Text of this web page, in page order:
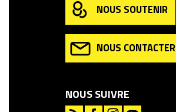
NOUS SOUTENIR
NOUS CONTACTER
NOUS SUIVRE